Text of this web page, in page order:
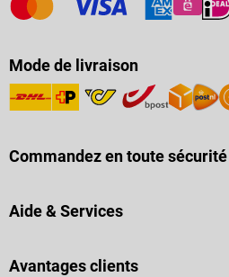
Mode de livraison
Commandez en toute sécurité
Aide & Services
Avantages clients